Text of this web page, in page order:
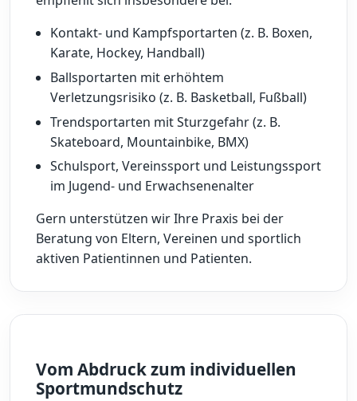
Kontakt- und Kampfsportarten (z. B. Boxen,
Karate, Hockey, Handball)
Ballsportarten mit erhöhtem
Verletzungsrisiko (z. B. Basketball, Fußball)
Trendsportarten mit Sturzgefahr (z. B.
Skateboard, Mountainbike, BMX)
Schulsport, Vereinssport und Leistungssport
im Jugend- und Erwachsenenalter
Gern unterstützen wir Ihre Praxis bei der
Beratung von Eltern, Vereinen und sportlich
aktiven Patientinnen und Patienten.
Vom Abdruck zum individuellen
Sportmundschutz